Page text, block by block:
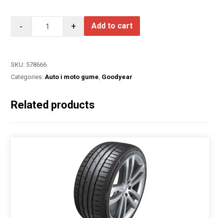
- + Add to cart
SKU: 578666
Categories:Auto i moto gume, Goodyear
Related products